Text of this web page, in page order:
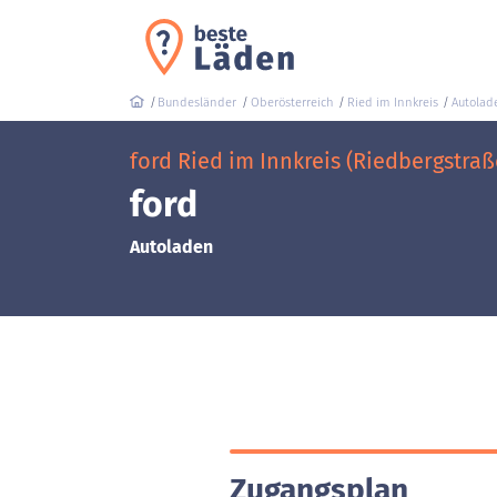
Bundesländer Oberösterreich Ried im Innkreis
ford Ried im Innkreis
ford
Autoladen